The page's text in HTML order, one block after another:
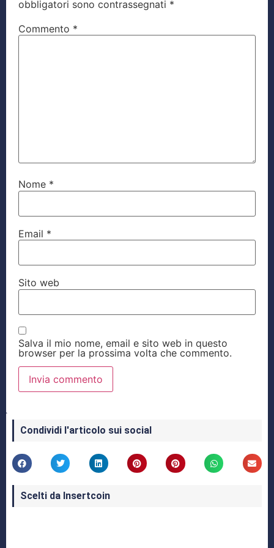
obbligatori sono contrassegnati *
Commento *
Nome *
Email *
Sito web
Salva il mio nome, email e sito web in questo
browser per la prossima volta che commento.
Condividi l'articolo sui social
Scelti da Insertcoin